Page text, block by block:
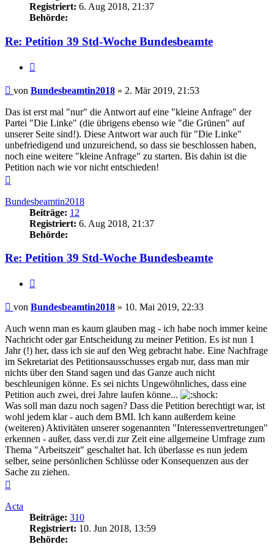
Registriert: 6. Aug 2018, 21:37
Behörde:
Re: Petition 39 Std-Woche Bundesbeamte
Beitrag
von Bundesbeamtin2018 » 2. Mär 2019, 21:53
Das ist erst mal "nur" die Antwort auf eine "kleine Anfrage" der
Partei "Die Linke" (die übrigens ebenso wie "die Grünen" auf
unserer Seite sind!). Diese Antwort war auch für "Die Linke"
unbefriedigend und unzureichend, so dass sie beschlossen haben,
noch eine weitere "kleine Anfrage" zu starten. Bis dahin ist die
Petition nach wie vor nicht entschieden!
Bundesbeamtin2018
Beiträge: 12
Registriert: 6. Aug 2018, 21:37
Behörde:
Re: Petition 39 Std-Woche Bundesbeamte
Beitrag
von Bundesbeamtin2018 » 10. Mai 2019, 22:33
Auch wenn man es kaum glauben mag - ich habe noch immer keine
Nachricht oder gar Entscheidung zu meiner Petition. Es ist nun 1
Jahr (!) her, dass ich sie auf den Weg gebracht habe. Eine Nachfrage
im Sekretariat des Petitionsausschusses ergab nur, dass man mir
nichts über den Stand sagen und das Ganze auch nicht
beschleunigen könne. Es sei nichts Ungewöhnliches, dass eine
Petition auch zwei, drei Jahre laufen könne...
Was soll man dazu noch sagen? Dass die Petition berechtigt war, ist
wohl jedem klar - auch dem BMI. Ich kann außerdem keine
(weiteren) Aktivitäten unserer sogenannten "Interessenvertretungen"
erkennen - außer, dass ver.di zur Zeit eine allgemeine Umfrage zum
Thema "Arbeitszeit" geschaltet hat. Ich überlasse es nun jedem
selber, seine persönlichen Schlüsse oder Konsequenzen aus der
Sache zu ziehen.
Acta
Beiträge: 310
Registriert: 10. Jun 2018, 13:59
Behörde: